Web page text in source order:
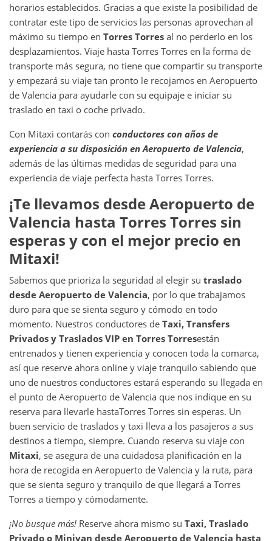
horarios establecidos. Gracias a que existe la posibilidad de
contratar este tipo de servicios las personas aprovechan al
máximo su tiempo en Torres Torres al no perderlo en los
desplazamientos. Viaje hasta Torres Torres en la forma de
transporte más segura, no tiene que compartir su transporte
y empezará su viaje tan pronto le recojamos en Aeropuerto
de Valencia para ayudarle con su equipaje e iniciar su
traslado en taxi o coche privado.
Con Mitaxi contarás con conductores con años de
experiencia a su disposición enAeropuerto de Valencia,
además de las últimas medidas de seguridad para una
experiencia de viaje perfecta hasta Torres Torres.
¡Te llevamos desdeAeropuerto de
Valencia hasta Torres Torres sin
esperas y con el mejor precio en
Mitaxi!
Sabemos que prioriza la seguridad al elegir su traslado
desde Aeropuerto de Valencia, por lo que trabajamos
duro para que se sienta seguro y cómodo en todo
momento. Nuestros conductores de Taxi, Transfers
Privados y Traslados VIP en Torres Torresestán
entrenados y tienen experiencia y conocen toda la comarca,
así que reserve ahora online y viaje tranquilo sabiendo que
uno de nuestros conductores estará esperando su llegada en
el punto de Aeropuerto de Valencia que nos indique en su
reserva para llevarle hastaTorres Torres sin esperas. Un
buen servicio de traslados y taxi lleva a los pasajeros a sus
destinos a tiempo, siempre. Cuando reserva su viaje con
Mitaxi, se asegura de una cuidadosa planificación en la
hora de recogida en Aeropuerto de Valencia y la ruta, para
que se sienta seguro y tranquilo de que llegará a Torres
Torres a tiempo y cómodamente.
¡No busque más! Reserve ahora mismo su Taxi, Traslado
Privado o Minivan desde Aeropuerto de Valencia hasta